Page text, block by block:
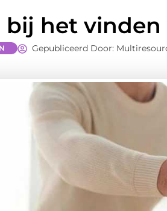
bij het
Gepubliceerd Door: